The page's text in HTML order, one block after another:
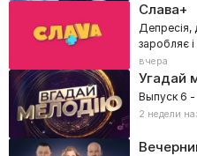
Слава+
Депресія,
заробляє
вчера
Угадай
Выпуск 6
2 недели